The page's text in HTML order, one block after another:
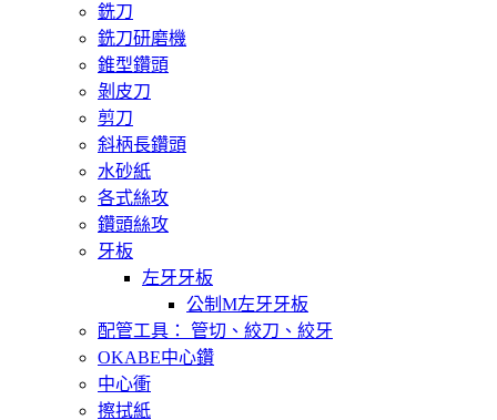
銑刀
銑刀研磨機
錐型鑽頭
剝皮刀
剪刀
斜柄長鑽頭
水砂紙
各式絲攻
鑽頭絲攻
牙板
左牙牙板
公制M左牙牙板
配管工具： 管切、絞刀、絞牙
OKABE中心鑽
中心衝
擦拭紙